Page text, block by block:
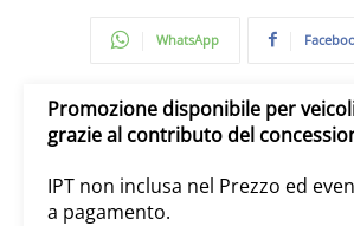
Per maggiori informazioni non
Scopri le altre offerte sul nostro
ZERO*salvo approvazione